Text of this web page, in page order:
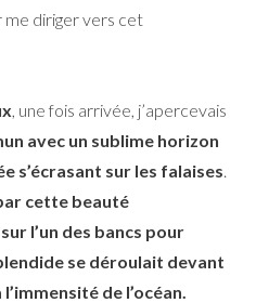
me diriger vers cet
, une fois arrivée, j’apercevais
avec un sublime horizon
s’écrasant sur les falaises
cette beauté
l’un des bancs pour
se déroulait devant
de l’océan.